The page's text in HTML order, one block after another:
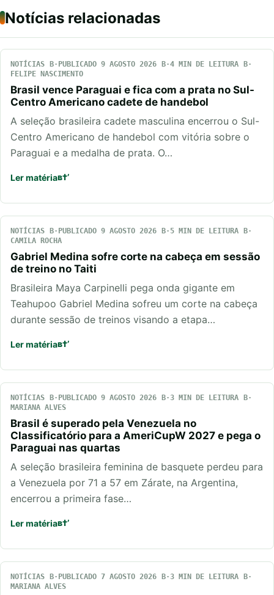
Notícias relacionadas
NOTÍCIAS PUBLICADO 9 AGOSTO 2026
4 MIN DE LEITURA
FELIPE NASCIMENTO
Brasil vence Paraguai e fica com a prata no Sul-
Centro Americano cadete de handebol
A seleção brasileira cadete masculina encerrou o Sul-
Centro Americano de handebol com vitória sobre o
Paraguai e a medalha de prata. O…
Ler matéria
NOTÍCIAS PUBLICADO 9 AGOSTO 2026
5 MIN DE LEITURA
CAMILA ROCHA
Gabriel Medina sofre corte na cabeça em sessão
de treino no Taiti
Brasileira Maya Carpinelli pega onda gigante em
Teahupoo Gabriel Medina sofreu um corte na cabeça
durante sessão de treinos visando a etapa…
Ler matéria
NOTÍCIAS PUBLICADO 9 AGOSTO 2026
3 MIN DE LEITURA
MARIANA ALVES
Brasil é superado pela Venezuela no
Classificatório para a AmeriCupW 2027 e pega o
Paraguai nas quartas
A seleção brasileira feminina de basquete perdeu para
a Venezuela por 71 a 57 em Zárate, na Argentina,
encerrou a primeira fase…
Ler matéria
NOTÍCIAS PUBLICADO 7 AGOSTO 2026
3 MIN DE LEITURA
MARIANA ALVES